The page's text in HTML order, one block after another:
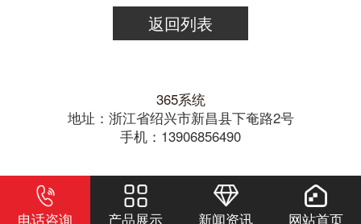
返回列表
365系统
地址：浙江省绍兴市新昌县下奄路2号
手机：13906856490
电话咨询 产品展示 新闻资讯 网站首页